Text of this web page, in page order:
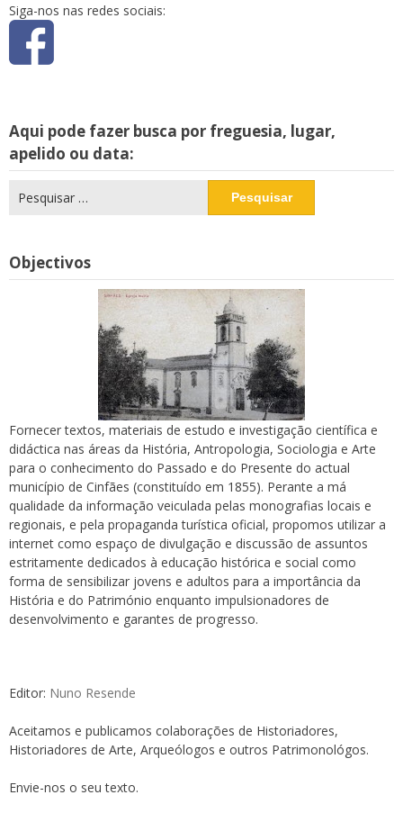
Siga-nos nas redes sociais:
Aqui pode fazer busca por freguesia, lugar,
apelido ou data:
por:
Objectivos
Fornecer textos, materiais de estudo e investigação científica e
didáctica nas áreas da História, Antropologia, Sociologia e Arte
para o conhecimento do Passado e do Presente do actual
município de Cinfães (constituído em 1855). Perante a má
qualidade da informação veiculada pelas monografias locais e
regionais, e pela propaganda turística oficial, propomos utilizar a
internet como espaço de divulgação e discussão de assuntos
estritamente dedicados à educação histórica e social como
forma de sensibilizar jovens e adultos para a importância da
História e do Património enquanto impulsionadores de
desenvolvimento e garantes de progresso.
Editor: Nuno Resende
Aceitamos e publicamos colaborações de Historiadores,
Historiadores de Arte, Arqueólogos e outros Patrimonológos.
Envie-nos o seu texto.